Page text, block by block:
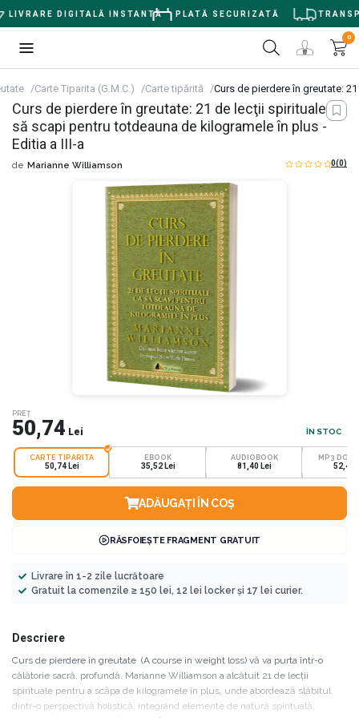
DIGITALĂ INSTANTĂ PLATĂ SECURIZATĂ
0
Carte Tiparita (G.M.C.) Carte tipărită Curs de pierdere în greutate:
Curs de pierdere în greutate: 21 de lecţii spirituale ca
să scapi pentru totdeauna de kilogramele în plus -
Editia a III-a
de Marianne Williamson 0(0)
PREȚ
50,74 Lei ÎN STOC
CARTE TIPARITA
50,74 Lei
EBOOK
35,52 Lei
AUDIOBOOK
81,40 Lei
MP3
52,42
ADĂUGAȚI ÎN COȘ
RĂSFOIEȘTE FRAGMENT GRATUIT
Livrare în 1-2 zile lucrătoare
Gratuit la comenzile ≥ 150 lei, 12 lei locker și 17 lei curier.
Descriere
Curs de pierdere în greutate (A course in weight loss) vă va purta într-o
călătorie sacră, profundă. Marianne Williamson a alcătuit 21 de lecții
spirituale pentru a scăpa de kilogramele în plus, unde abordează slăbitul
dintr-o perspectivă holistică, integrând elemente de natură spirituală,